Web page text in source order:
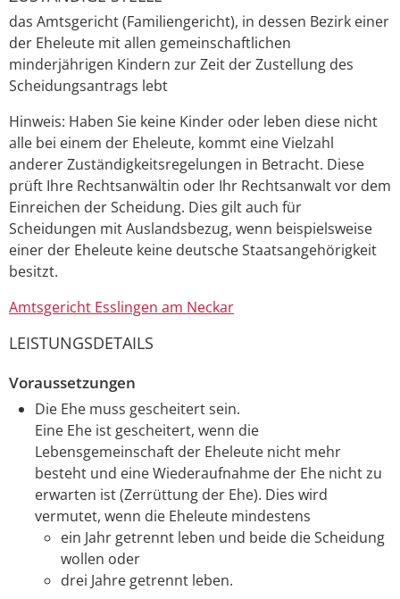
das Amtsgericht (Familiengericht), in dessen Bezirk einer
der Eheleute mit allen gemeinschaftlichen
minderjährigen Kindern zur Zeit der Zustellung des
Scheidungsantrags lebt
Hinweis: Haben Sie keine Kinder oder leben diese nicht
alle bei einem der Eheleute, kommt eine Vielzahl
anderer Zuständigkeitsregelungen in Betracht. Diese
prüft Ihre Rechtsanwältin oder Ihr Rechtsanwalt vor dem
Einreichen der Scheidung. Dies gilt auch für
Scheidungen mit Auslandsbezug, wenn beispielsweise
einer der Eheleute keine deutsche Staatsangehörigkeit
besitzt.
Amtsgericht Esslingen am Neckar
LEISTUNGSDETAILS
Voraussetzungen
Die Ehe muss gescheitert sein.
Eine Ehe ist gescheitert, wenn die
Lebensgemeinschaft der Eheleute nicht mehr
besteht und eine Wiederaufnahme der Ehe nicht zu
erwarten ist (Zerrüttung der Ehe). Dies wird
vermutet, wenn die Eheleute mindestens
ein Jahr getrennt leben und beide die Scheidung
wollen oder
drei Jahre getrennt leben.